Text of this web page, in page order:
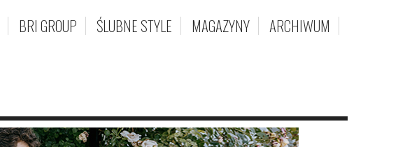
BRI GROUP ŚLUBNE STYLE MAGAZYNY ARCHIWUM